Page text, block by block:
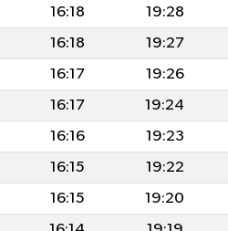
16:18 19:28
16:18 19:27
16:17 19:26
16:17 19:24
16:16 19:23
16:15 19:22
16:15 19:20